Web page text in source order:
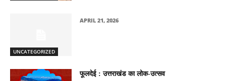
UNCATEGORIZED
APRIL 21, 2026
फूलदेई : उत्तराखंड का लोक-उत्सव